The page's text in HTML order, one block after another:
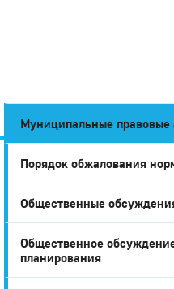
Город
Глазов
Муниципальные правовые
Порядок обжалования
Общественные
Общественное
планирования